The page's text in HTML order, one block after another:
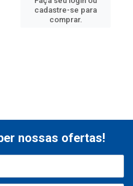
cadastre-se para
comprar.
nossas ofertas!